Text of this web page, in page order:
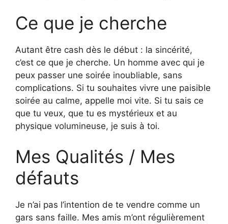
Ce que je cherche
Autant être cash dès le début : la sincérité,
c’est ce que je cherche. Un homme avec qui je
peux passer une soirée inoubliable, sans
complications. Si tu souhaites vivre une paisible
soirée au calme, appelle moi vite. Si tu sais ce
que tu veux, que tu es mystérieux et au
physique volumineuse, je suis à toi.
Mes Qualités / Mes
défauts
Je n’ai pas l’intention de te vendre comme un
gars sans faille. Mes amis m’ont régulièrement